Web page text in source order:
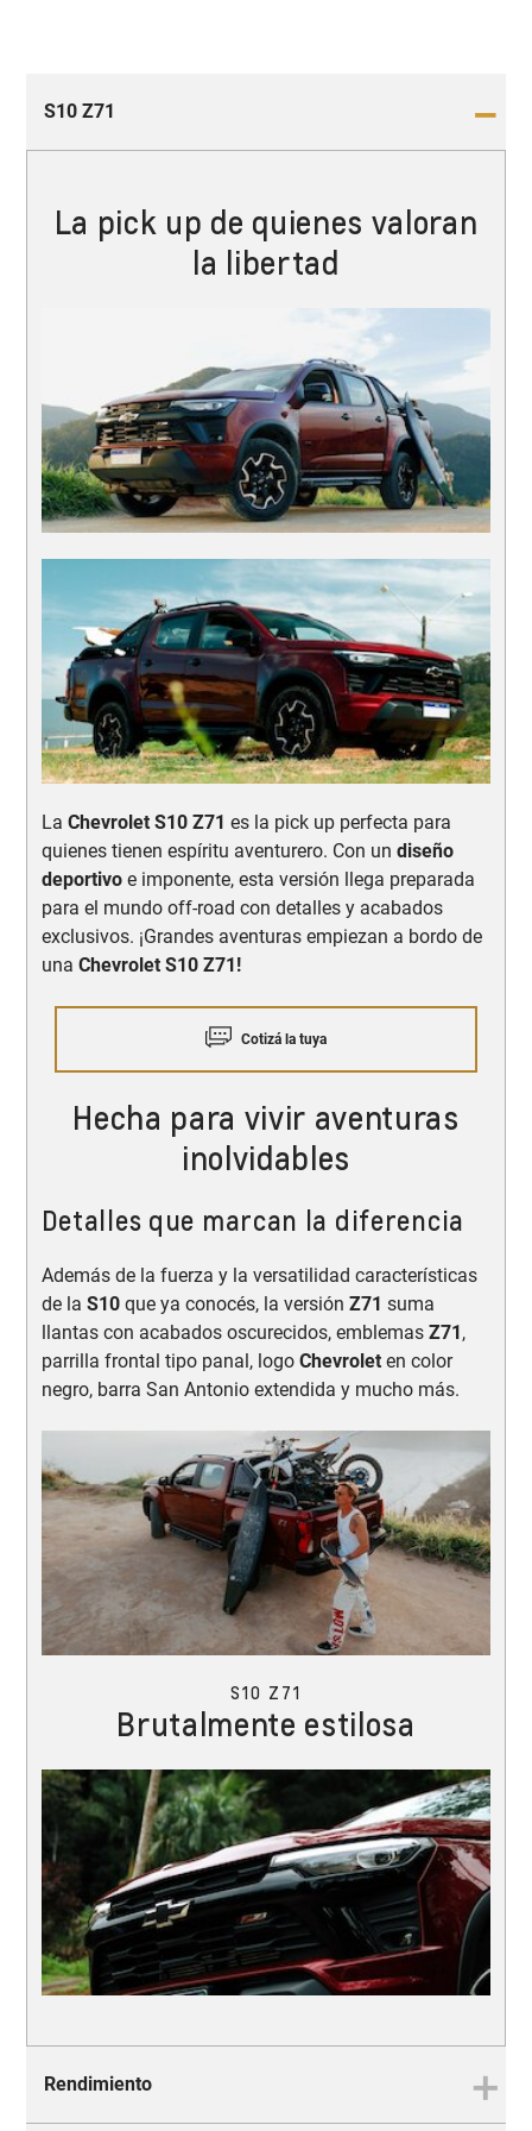
S10 Z71
La pick up de quienes valoran
la libertad
La Chevrolet S10 Z71 es la pick up perfecta para
quienes tienen espíritu aventurero. Con un diseño
deportivo e imponente, esta versión llega preparada
para el mundo off-road con detalles y acabados
exclusivos. ¡Grandes aventuras empiezan a bordo de
una Chevrolet S10 Z71!
Cotizá la tuya
Hecha para vivir aventuras
inolvidables
Detalles que marcan la diferencia
Además de la fuerza y la versatilidad características
de la S10 que ya conocés, la versión Z71 suma
llantas con acabados oscurecidos, emblemasZ71 ,
parrilla frontal tipo panal, logo Chevrolet en color
negro, barra San Antonio extendida y mucho más.
S10 Z71
Brutalmente estilosa
Rendimiento